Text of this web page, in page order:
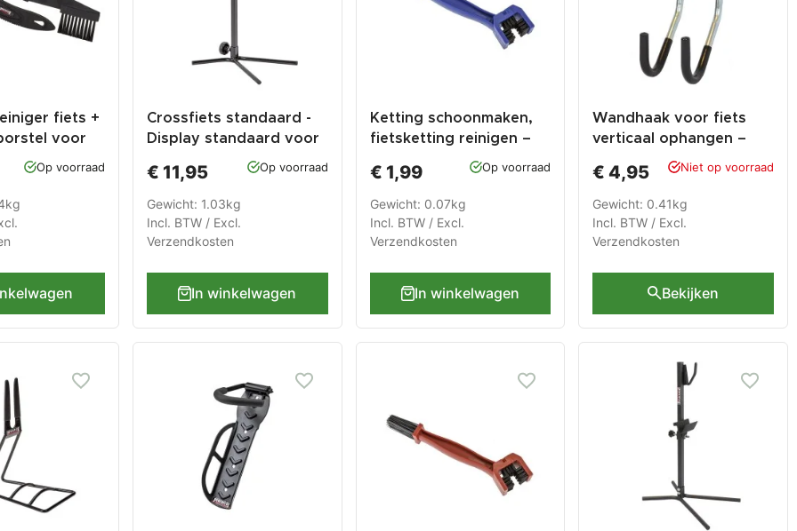
fiets +
voor
-
delige set
Op voorraad
Crossfiets standaard -
Display standaard voor
kinderfiets crossfiets
mountainbike racefiets
€ 11,95 Op voorraad
Gewicht: 1.03kg
Incl. BTW / Excl.
Verzendkosten
In winkelwagen
Ketting schoonmaken,
fietsketting reinigen –
€ 1,99 Op voorraad
Gewicht: 0.07kg
Incl. BTW / Excl.
Verzendkosten
In winkelwagen
Wandhaak voor fiets
verticaal ophangen –
fietshaak voor muur /
wand –
gereedschapshaak
€ 4,95 Niet op voorraad
Gewicht: 0.41kg
Incl. BTW / Excl.
Verzendkosten
Bekijken